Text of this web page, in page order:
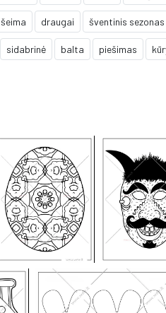
šeima draugai šventinis sezonas
sidabrinė balta piešimas